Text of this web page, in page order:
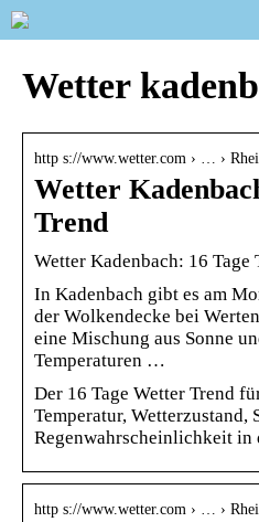
Wetter
http s://www.wetter.com › … ›
Wetter
Trend
Wetter Kadenbach: 16 Tage
In Kadenbach gibt es am
der Wolkendecke bei
eine Mischung aus Sonne
Temperaturen …
Der 16 Tage Wetter Trend
Temperatur, Wetterzustand,
Regenwahrscheinlichkeit in
http s://www.wetter.com › … ›